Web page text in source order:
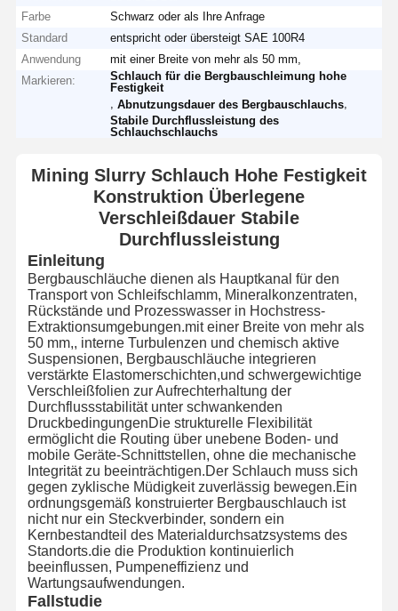
Farbe
Schwarz oder als Ihre Anfrage
Standard
entspricht oder übersteigt SAE 100R4
Anwendung
mit einer Breite von mehr als 50 mm,
Markieren:
Schlauch für die Bergbauschleimung hohe
Festigkeit
Abnutzungsdauer des Bergbauschlauchs
Stabile Durchflussleistung des
Schlauchschlauchs
Mining Slurry Schlauch Hohe Festigkeit
Konstruktion Überlegene
Verschleißdauer Stabile
Durchflussleistung
Einleitung
Bergbauschläuche dienen als Hauptkanal für den
Transport von Schleifschlamm, Mineralkonzentraten,
Rückstände und Prozesswasser in Hochstress-
Extraktionsumgebungen.mit einer Breite von mehr als
50 mm,, interne Turbulenzen und chemisch aktive
Suspensionen, Bergbauschläuche integrieren
verstärkte Elastomerschichten,und schwergewichtige
Verschleißfolien zur Aufrechterhaltung der
Durchflussstabilität unter schwankenden
DruckbedingungenDie strukturelle Flexibilität
ermöglicht die Routing über unebene Boden- und
mobile Geräte-Schnittstellen, ohne die mechanische
Integrität zu beeinträchtigen.Der Schlauch muss sich
gegen zyklische Müdigkeit zuverlässig bewegen.Ein
ordnungsgemäß konstruierter Bergbauschlauch ist
nicht nur ein Steckverbinder, sondern ein
Kernbestandteil des Materialdurchsatzsystems des
Standorts.die die Produktion kontinuierlich
beeinflussen, Pumpeneffizienz und
Wartungsaufwendungen.
Fallstudie